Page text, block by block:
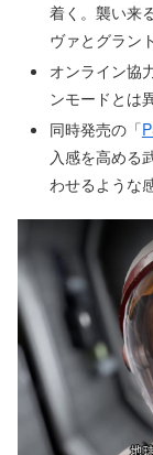
着く。襲い来
ヴァとグラン
オンライン協
ンモードとは
同時発売の「
入感を高める
わせるような